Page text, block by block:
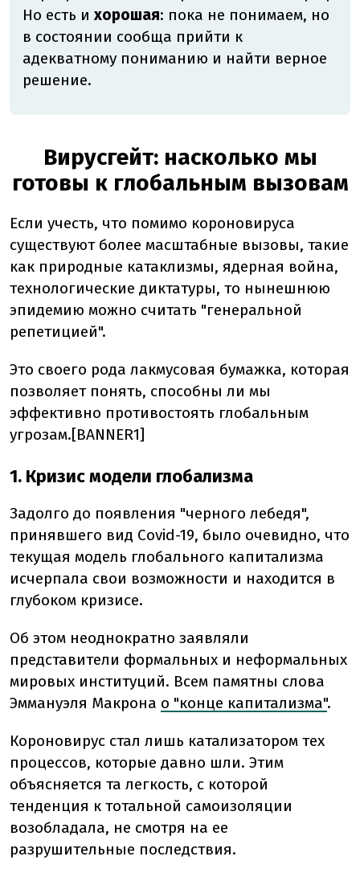
Но есть и хорошая: пока не понимаем, но
в состоянии сообща прийти к
адекватному пониманию и найти верное
решение.
Вирусгейт: насколько мы
готовы к глобальным вызовам
Если учесть, что помимо короновируса
существуют более масштабные вызовы, такие
как природные катаклизмы, ядерная война,
технологические диктатуры, то нынешнюю
эпидемию можно считать "генеральной
репетицией".
Это своего рода лакмусовая бумажка, которая
позволяет понять, способны ли мы
эффективно противостоять глобальным
угрозам.[BANNER1]
1. Кризис модели глобализма
Задолго до появления "черного лебедя",
принявшего вид Covid-19, было очевидно, что
текущая модель глобального капитализма
исчерпала свои возможности и находится в
глубоком кризисе.
Об этом неоднократно заявляли
представители формальных и неформальных
мировых институций. Всем памятны слова
Эммануэля Макрона о "конце капитализма".
Короновирус стал лишь катализатором тех
процессов, которые давно шли. Этим
объясняется та легкость, с которой
тенденция к тотальной самоизоляции
возобладала, не смотря на ее
разрушительные последствия.